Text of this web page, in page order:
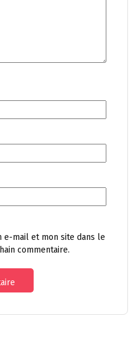
e-mail et mon site dans le
commentaire.